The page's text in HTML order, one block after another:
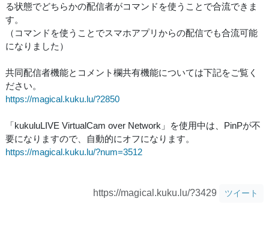
る状態でどちらかの配信者がコマンドを使うことで合流できま
す。
（コマンドを使うことでスマホアプリからの配信でも合流可能
になりました）
共同配信者機能とコメント欄共有機能については下記をご覧く
ださい。
https://magical.kuku.lu/?2850
「kukuluLIVE VirtualCam over Network」を使用中は、PinPが不
要になりますので、自動的にオフになります。
https://magical.kuku.lu/?num=3512
https://magical.kuku.lu/?3429 ツイート